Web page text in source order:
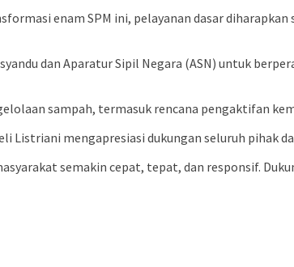
enam SPM ini, pelayanan dasar
dan Aparatur Sipil Negara (ASN) untuk
sampah, termasuk rencana pengaktifan
Listriani mengapresiasi dukungan seluruh pihak
semakin cepat, tepat, dan responsif.